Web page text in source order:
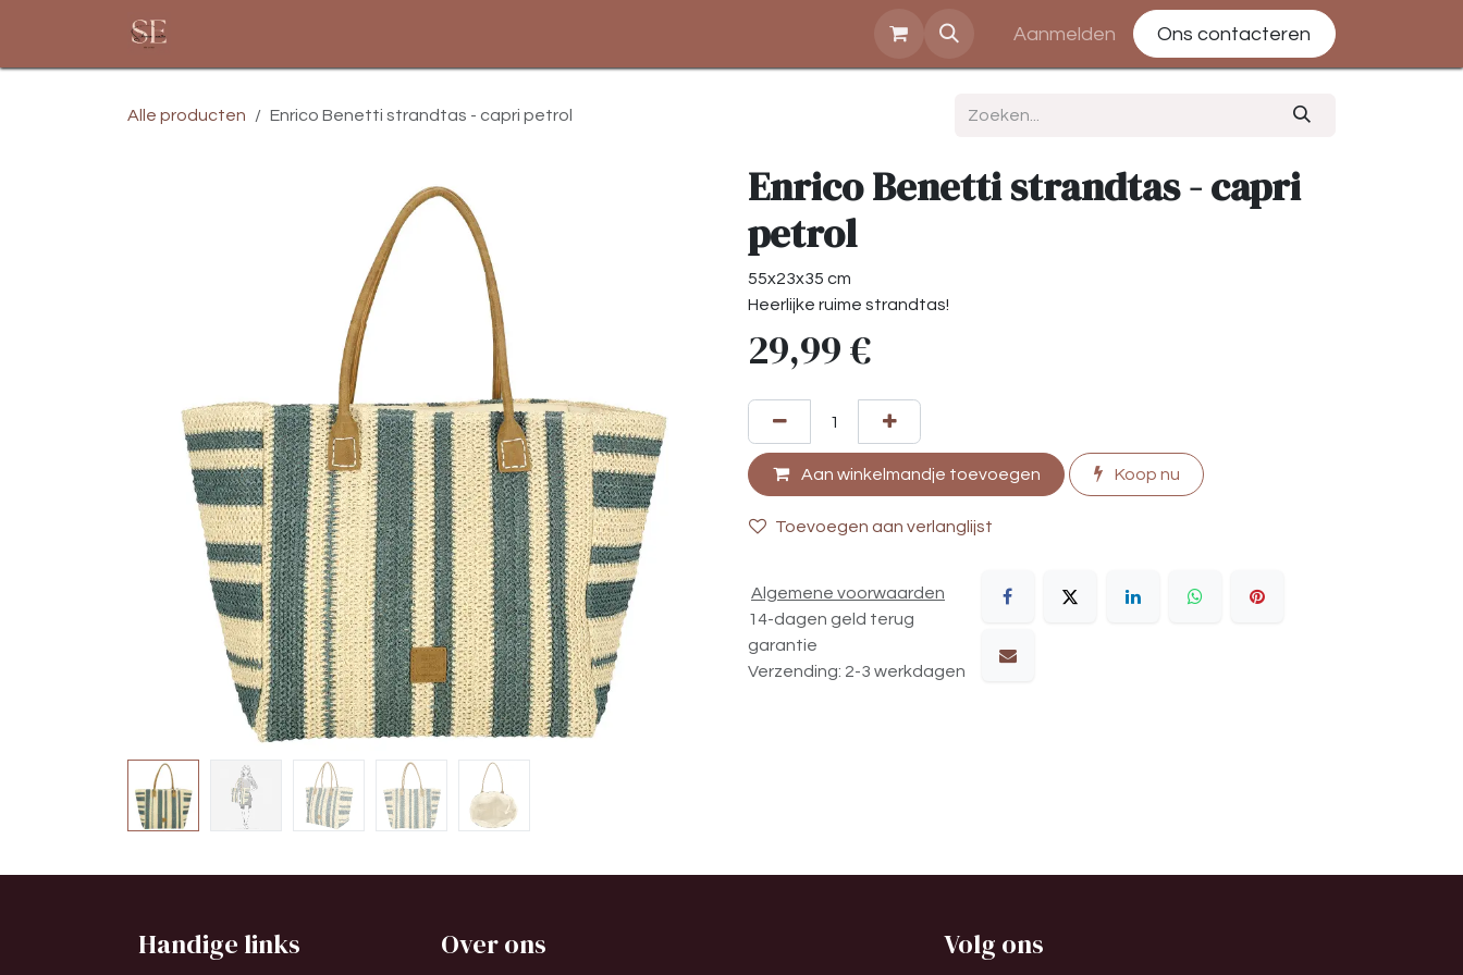
Shop Aanmelden Ons contacteren
Alle producten Enrico Benetti strandtas - capri petrol
Enrico Benetti strandtas - capri
petrol
55x23x35 cm
Heerlijke ruime strandtas!
29,99€
Aan winkelmandje toevoegen Koop nu
Toevoegen aan verlanglijst
Algemene voorwaarden
14-dagen geld terug
garantie
Verzending: 2-3 werkdagen
Handige links Volg ons
Over ons